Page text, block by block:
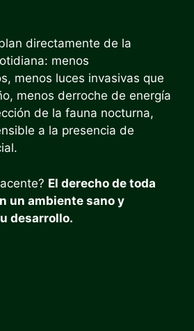
directamente de la
menos
menos luces invasivas que
menos derroche de energía
de la fauna nocturna,
a la presencia de
El derecho de toda
un ambiente sano y
desarrollo.